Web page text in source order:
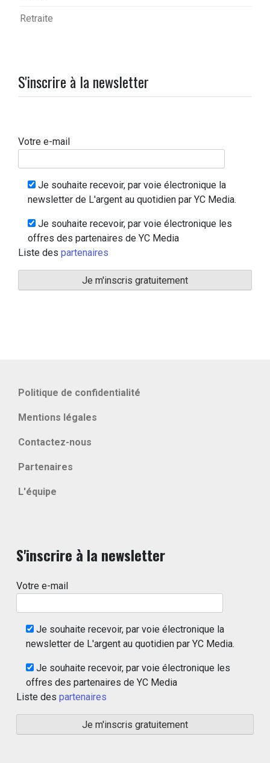
Retraite
S'inscrire à la newsletter
Votre e-mail
Je souhaite recevoir, par voie électronique la
newsletter de L'argent au quotidien par YC Media.
Je souhaite recevoir, par voie électronique les
offres des partenaires de YC Media
Liste des partenaires
Politique de confidentialité
Mentions légales
Contactez-nous
Partenaires
L'équipe
S'inscrire à la newsletter
Votre e-mail
Je souhaite recevoir, par voie électronique la
newsletter de L'argent au quotidien par YC Media.
Je souhaite recevoir, par voie électronique les
offres des partenaires de YC Media
Liste des partenaires